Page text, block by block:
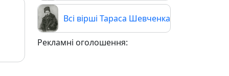
Всі вірші Тараса Шевченка
Рекламні оголошення: